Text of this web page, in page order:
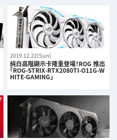
2019.12.22(Sun)
純白高階顯示卡隆重登場！ROG 推出
「ROG-STRIX-RTX2080TI-O11G-W
HITE-GAMING」